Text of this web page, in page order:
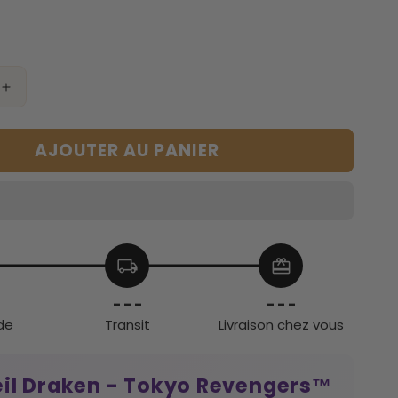
Augmenter
quantité
Réveil
AJOUTER AU PANIER
local_shipping
- - -
Transit
redeem
- - -
Livraison chez vous
Draken - Tokyo Revengers™